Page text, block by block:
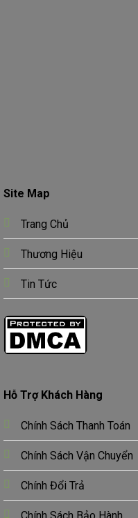
Site Map
Trang Chủ
Thương Hiệu
Tin Tức
Hỗ Trợ Khách Hàng
Chính Sách Thanh Toán
Chính Sách Vận Chuyển
Chính Đổi Trả